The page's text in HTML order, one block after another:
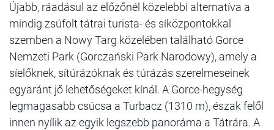
Újabb, ráadásul az előzőnél közelebbi alternatíva a
mindig zsúfolt tátrai turista- és síközpontokkal
szemben a Nowy Targ közelében található Gorce
Nemzeti Park (Gorczański Park Narodowy), amely a
síelőknek, sítúrázóknak és túrázás szerelmeseinek
egyaránt jő lehetőségeket kínál. A Gorce-hegység
legmagasabb csúcsa a Turbacz (1310 m), észak felől
innen nyílik az egyik legszebb panoráma a Tátrára. A